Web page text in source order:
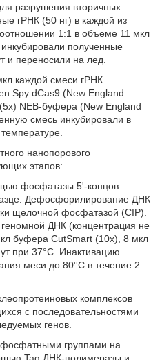
разрушения вторичных
гРНК (50 нг) в каждой из
1:1 в объеме 11 мкл
полученные
и переносили на лед.
каждой смеси гРНК
Spy dCas9 (New England
NEB-буфера (New England
смесь инкубировали в
нанопорового
этапов:
фосфатазы 5'-концов
Дефосфорилирование ДНК
щелочной фосфатазой (CIP).
ДНК (концентрация не
буфера CutSmart (10х), 8 мкл
при 37°С. Инактивацию
меси до 80°С в течение 2
комплексов
с последовательностями
генов.
группами на